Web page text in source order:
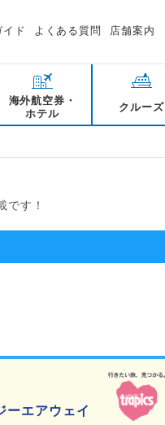
ド よくある質問 店舗案内
海外航空券・
ホテル
クルーズ
です！
ーエアウェイ